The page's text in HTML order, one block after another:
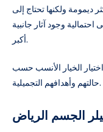
ديمومة ولكنها تحتاج إلى
وجود آثار جانبية
أكبر.
الخيار الأنسب حسب
حالتهم وأهدافهم التجميلية.
الجسم الرياض